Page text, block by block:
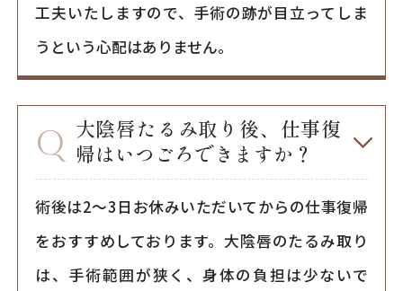
工夫いたしますので、手術の跡が目立ってしま
うという心配はありません。
大陰唇たるみ取り後、仕事復
帰はいつごろできますか？
術後は2～3日お休みいただいてからの仕事復帰
をおすすめしております。大陰唇のたるみ取り
は、手術範囲が狭く、身体の負担は少ないで